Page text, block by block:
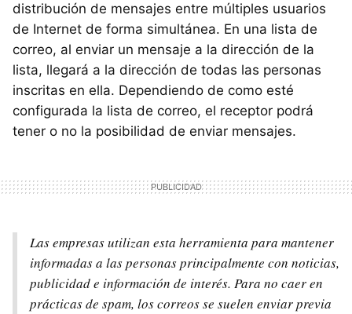
distribución de mensajes entre múltiples usuarios
de Internet de forma simultánea. En una lista de
correo, al enviar un mensaje a la dirección de la
lista, llegará a la dirección de todas las personas
inscritas en ella. Dependiendo de como esté
configurada la lista de correo, el receptor podrá
tener o no la posibilidad de enviar mensajes.
Las empresas utilizan esta herramienta para mantener
informadas a las personas principalmente con noticias,
publicidad e información de interés. Para no caer en
prácticas de spam, los correos se suelen enviar previa